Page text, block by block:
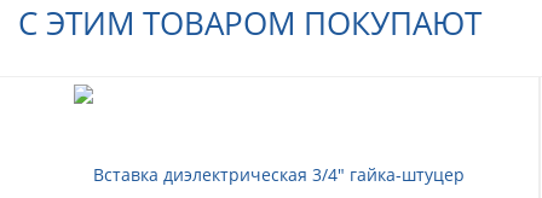
С ЭТИМ ТОВАРОМ ПОКУПАЮТ